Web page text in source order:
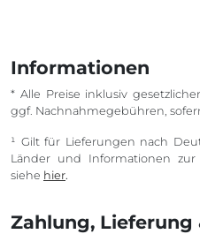
Informationen
* Alle Preise inklusiv
ggf. Nachnahmegebühren,
¹ Gilt für Lieferungen nach
Länder und Informationen
siehe hier.
Zahlung, Lieferung